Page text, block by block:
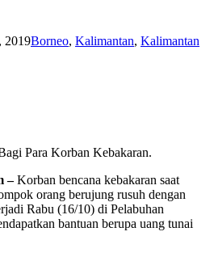
2019Borneo, Kalimantan, Kalimantan
Para Korban Kebakaran.
–Korban bencana kebakaran saat
orang berujung rusuh dengan
Rabu (16/10) di Pelabuhan
bantuan berupa uang tunai